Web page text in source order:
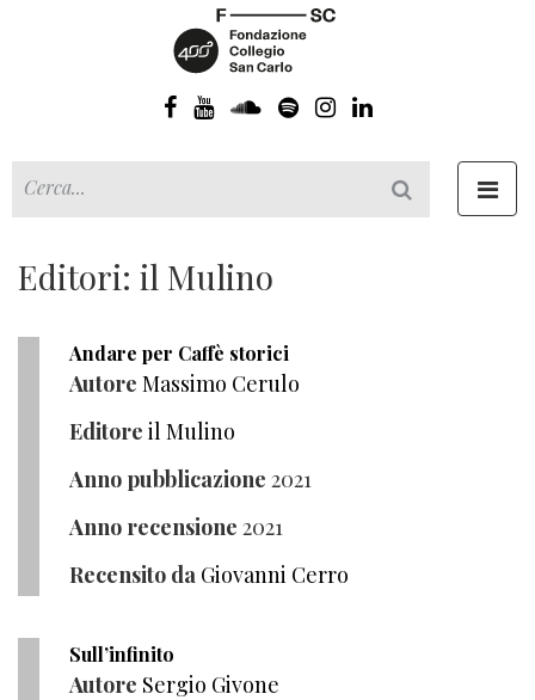
Editori: il Mulino
Andare per Caffè storici
Autore Massimo Cerulo
Editore il Mulino
Anno pubblicazione 2021
Anno recensione 2021
Recensito da Giovanni Cerro
Sull’infinito
Autore Sergio Givone